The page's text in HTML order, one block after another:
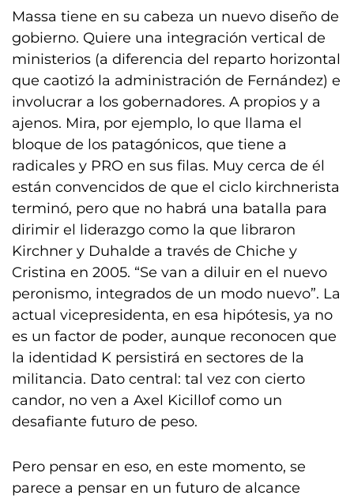
Massa tiene en su cabeza un nuevo diseño de
gobierno. Quiere una integración vertical de
ministerios (a diferencia del reparto horizontal
que caotizó la administración de Fernández) e
involucrar a los gobernadores. A propios y a
ajenos. Mira, por ejemplo, lo que llama el
bloque de los patagónicos, que tiene a
radicales y PRO en sus filas. Muy cerca de él
están convencidos de que el ciclo kirchnerista
terminó, pero que no habrá una batalla para
dirimir el liderazgo como la que libraron
Kirchner y Duhalde a través de Chiche y
Cristina en 2005. “Se van a diluir en el nuevo
peronismo, integrados de un modo nuevo”. La
actual vicepresidenta, en esa hipótesis, ya no
es un factor de poder, aunque reconocen que
la identidad K persistirá en sectores de la
militancia. Dato central: tal vez con cierto
candor, no ven a Axel Kicillof como un
desafiante futuro de peso.
Pero pensar en eso, en este momento, se
parece a pensar en un futuro de alcance